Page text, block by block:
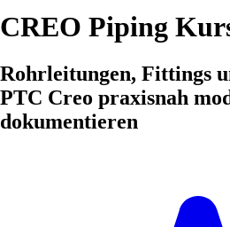
CREO Piping
Rohrleitungen, Fittings
PTC Creo praxisnah
dokumentieren